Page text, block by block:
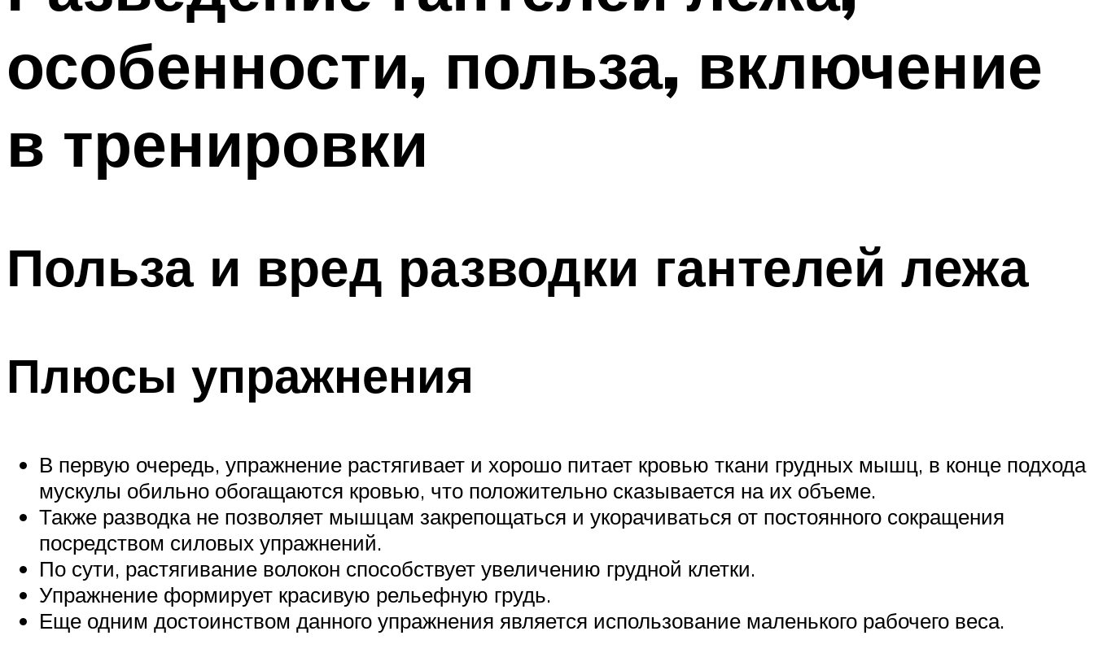
МЕНЮ
особенности, польза, включение
в тренировки
Польза и вред разводки гантелей лежа
Плюсы упражнения
В первую очередь, упражнение растягивает и хорошо питает кровью ткани грудных мышц, в конце подхода
мускулы обильно обогащаются кровью, что положительно сказывается на их объеме.
Также разводка не позволяет мышцам закрепощаться и укорачиваться от постоянного сокращения
посредством силовых упражнений.
По сути, растягивание волокон способствует увеличению грудной клетки.
Упражнение формирует красивую рельефную грудь.
Еще одним достоинством данного упражнения является использование маленького рабочего веса.